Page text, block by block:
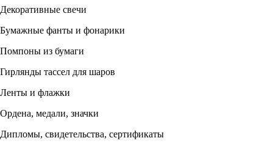
Декоративные свечи
Бумажные фанты и фонарики
Помпоны из бумаги
Гирлянды тассел для шаров
Ленты и флажки
Ордена, медали, значки
Дипломы, свидетельства, сертификаты